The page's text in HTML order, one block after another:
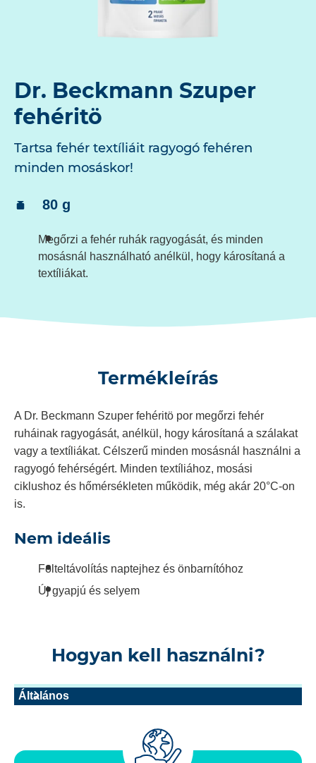
Dr. Beckmann Szuper
fehéritö
Tartsa fehér textíliáit ragyogó fehéren
minden mosáskor!
Tartalom:
80 g
Megőrzi a fehér ruhák ragyogását, és minden
mosásnál használható anélkül, hogy károsítaná a
textíliákat.
Termékleírás
A Dr. Beckmann Szuper fehéritö por megőrzi fehér
ruháinak ragyogását, anélkül, hogy károsítaná a szálakat
vagy a textíliákat. Célszerű minden mosásnál használni a
ragyogó fehérségért. Minden textíliához, mosási
ciklushoz és hőmérsékleten működik, még akár 20°C-on
is.
Nem ideális
Folteltávolítás naptejhez és önbarnítóhoz
Új gyapjú és selyem
Hogyan kell használni?
Általános